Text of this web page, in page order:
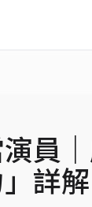
員
詳解